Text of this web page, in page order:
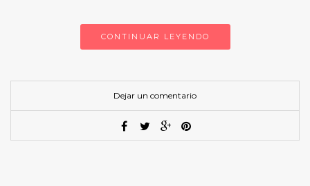
CONTINUAR LEYENDO
Dejar un comentario